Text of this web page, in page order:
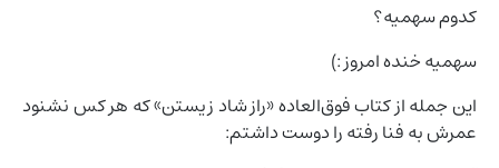
کدوم سهمیه؟
سهمیه خنده امروز :)
این جمله از کتاب فوق‌العاده «راز شاد زیستن» که هر کس نشنود
عمرش به فنا رفته را دوست داشتم: